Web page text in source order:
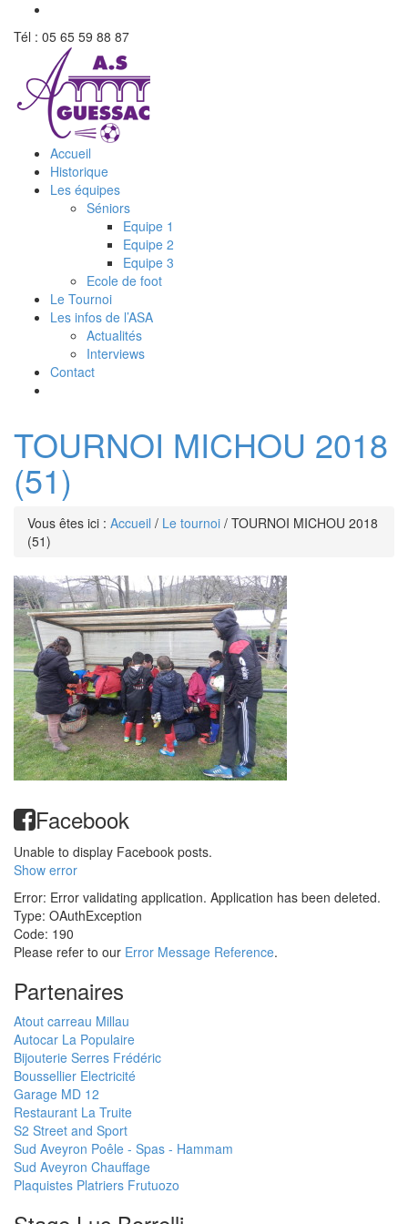
Tél : 05 65 59 88 87
Accueil
Historique
Les équipes
Séniors
Equipe 1
Equipe 2
Equipe 3
Ecole de foot
Le Tournoi
Les infos de l’ASA
Actualités
Interviews
Contact
TOURNOI MICHOU 2018
(51)
Vous êtes ici : Accueil / Le tournoi / TOURNOI MICHOU 2018
(51)
Facebook
Unable to display Facebook posts.
Show error
Error: Error validating application. Application has been deleted.
Type: OAuthException
Code: 190
Please refer to our Error Message Reference.
Partenaires
Atout carreau Millau
Autocar La Populaire
Bijouterie Serres Frédéric
Boussellier Electricité
Garage MD 12
Restaurant La Truite
S2 Street and Sport
Sud Aveyron Poêle - Spas - Hammam
Sud Aveyron Chauffage
Plaquistes Platriers Frutuozo